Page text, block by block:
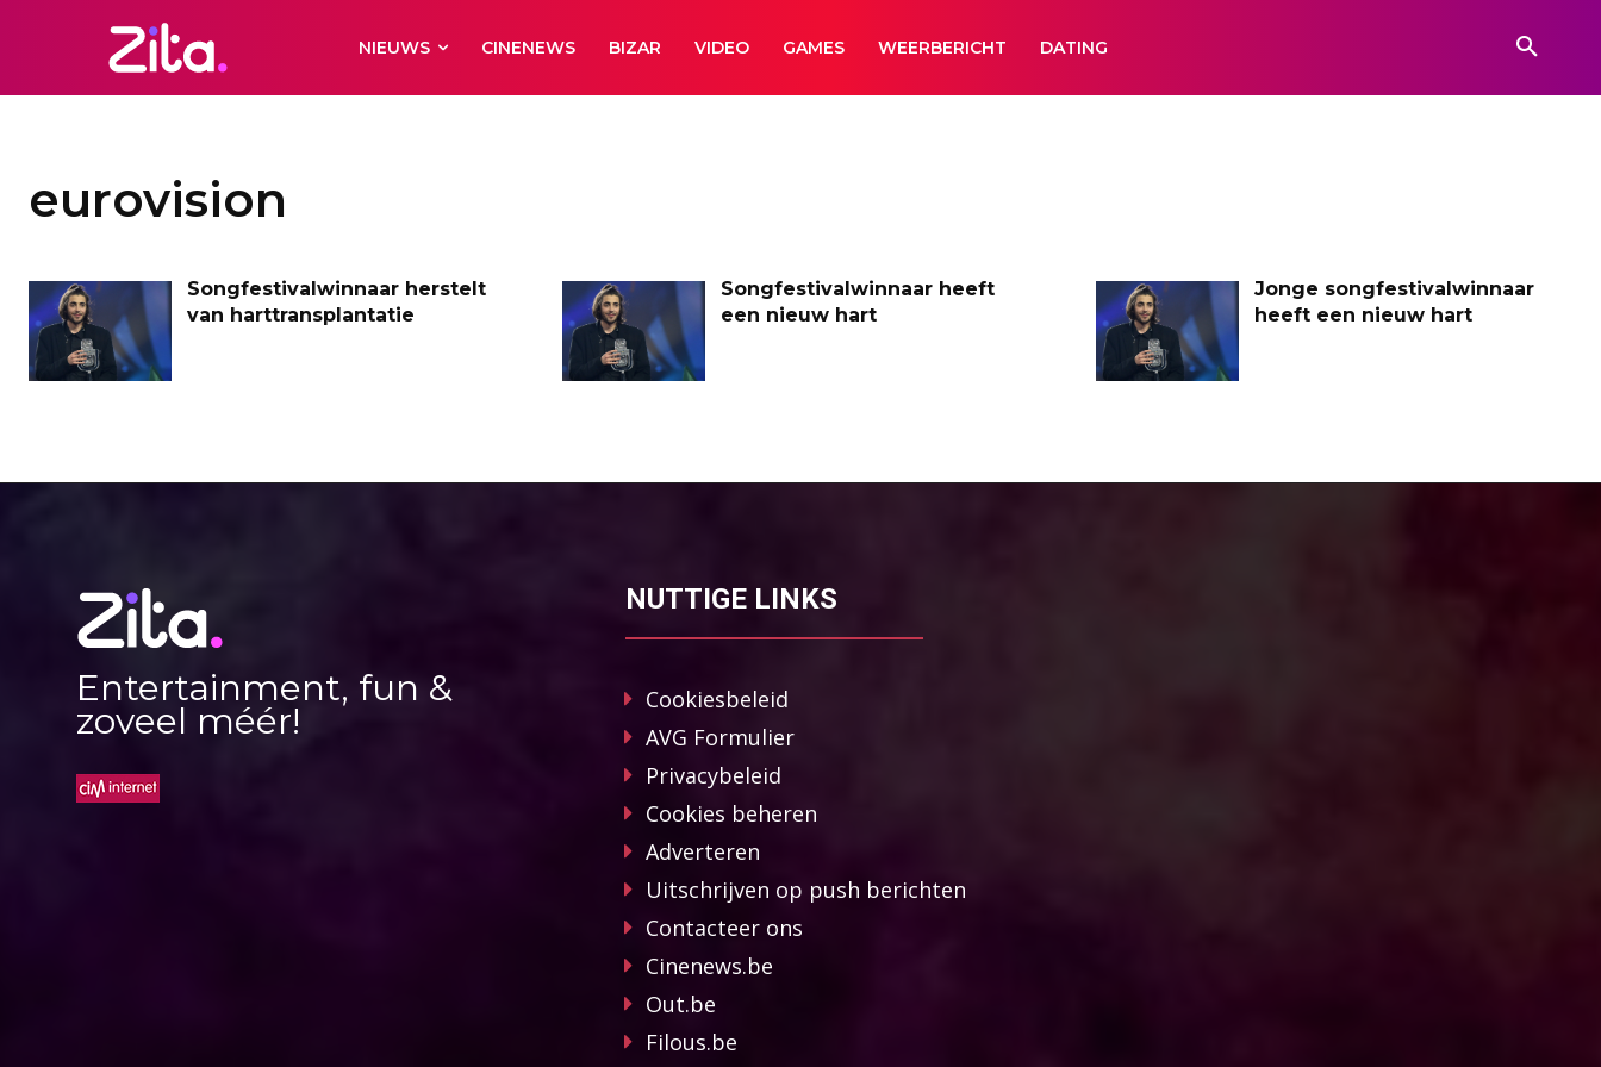
NIEUWS CINENEWS BIZAR VIDEO GAMES WEERBERICHT DATING
eurovision
Songfestivalwinnaar herstelt
van harttransplantatie
Songfestivalwinnaar heeft
een nieuw hart
Jonge songfestivalwinnaar
heeft een nieuw hart
Entertainment, fun &
zoveel méér!
NUTTIGE LINKS
Cookiesbeleid
AVG Formulier
Privacybeleid
Cookies beheren
Adverteren
Uitschrijven op push berichten
Contacteer ons
Cinenews.be
Out.be
Filous.be